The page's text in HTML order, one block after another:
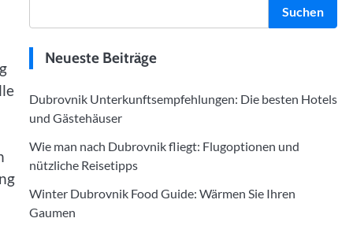
Suchen
Neueste Beiträge
Dubrovnik Unterkunftsempfehlungen: Die besten Hotels
und Gästehäuser
Wie man nach Dubrovnik fliegt: Flugoptionen und
nützliche Reisetipps
Winter Dubrovnik Food Guide: Wärmen Sie Ihren
Gaumen